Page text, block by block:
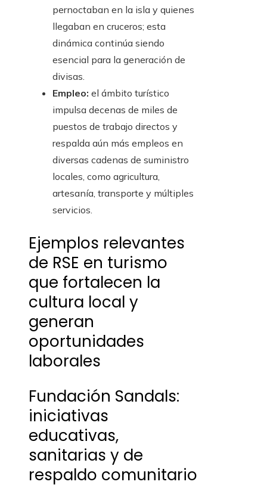
pernoctaban en la isla y quienes
llegaban en cruceros; esta
dinámica continúa siendo
esencial para la generación de
divisas.
Empleo: el ámbito turístico
impulsa decenas de miles de
puestos de trabajo directos y
respalda aún más empleos en
diversas cadenas de suministro
locales, como agricultura,
artesanía, transporte y múltiples
servicios.
Ejemplos relevantes
de RSE en turismo
que fortalecen la
cultura local y
generan
oportunidades
laborales
Fundación Sandals:
iniciativas
educativas,
sanitarias y de
respaldo comunitario